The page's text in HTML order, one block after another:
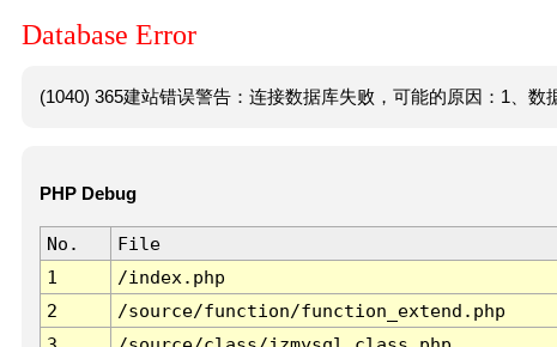
Database Error
(1040) 365建站错误警告：连接数据库失败，可能的原因：1、数
PHP Debug
No. File
1
/index.php
2
/source/function/function_extend.php